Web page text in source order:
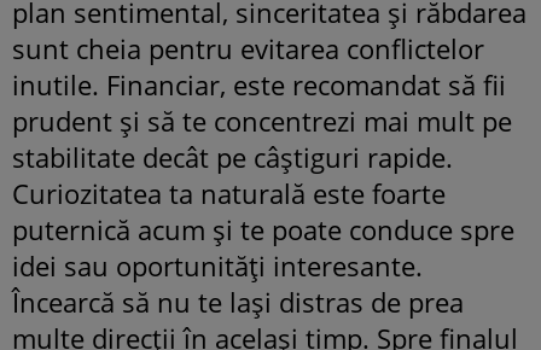
plan sentimental, sinceritatea și răbdarea
sunt cheia pentru evitarea conflictelor
inutile. Financiar, este recomandat să fii
prudent și să te concentrezi mai mult pe
stabilitate decât pe câștiguri rapide.
Curiozitatea ta naturală este foarte
puternică acum și te poate conduce spre
idei sau oportunități interesante.
Încearcă să nu te lași distras de prea
multe direcții în același timp. Spre finalul